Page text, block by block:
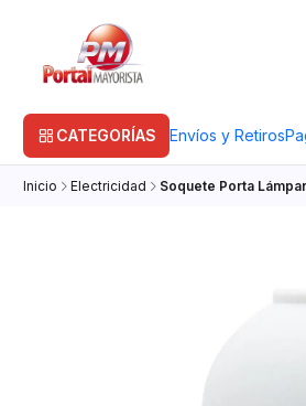
CATEGORÍAS Envíos y Retiros
Inicio Electricidad Soquete Porta